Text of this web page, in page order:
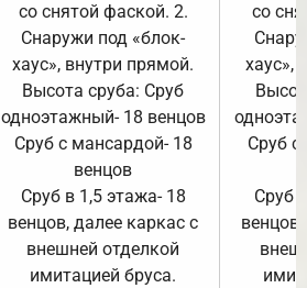
со снятой фаской. 2.
Снаружи под «блок-
хаус», внутри прямой.
Высота сруба: Сруб
одноэтажный- 18 венцов
Сруб с мансардой- 18
венцов
Сруб в 1,5 этажа- 18
венцов, далее каркас с
внешней отделкой
имитацией бруса.
со
хаус»,
Сруб с
Сруб